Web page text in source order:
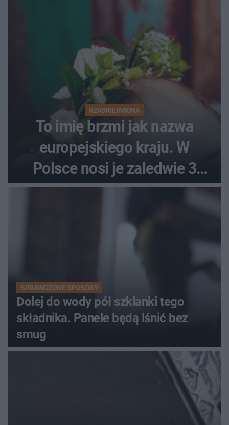
RZADKIE IMIONA
To imię brzmi jak nazwa
europejskiego kraju. W
Polsce nosi je zaledwie 3
kobiety
SPRAWDZONE SPOSOBY
Dolej do wody pół szklanki tego
składnika. Panele będą lśnić bez
smug